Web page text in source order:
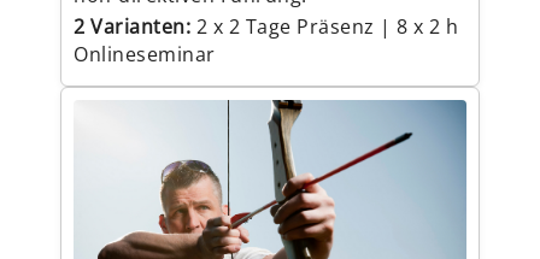
2 Varianten: 2 x 2 Tage Präsenz | 8 x 2 h
Onlineseminar